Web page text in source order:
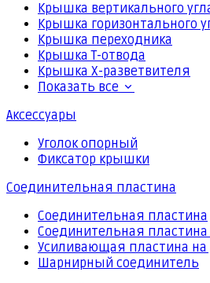
Крышка вертикального
Крышка горизонтального
Крышка переходника
Крышка Т-отвода
Крышка Х-разветвителя
Показать все
Аксессуары
Уголок опорный
Фиксатор крышки
Соединительная пластина
Соединительная пластина
Соединительная
Усиливающая пластина на
Шарнирный соединитель